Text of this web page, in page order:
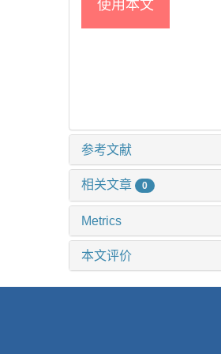
使用本文
参考文献
相关文章 0
Metrics
本文评价